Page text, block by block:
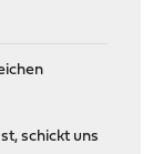
schickt uns